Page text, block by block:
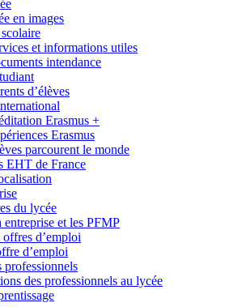
en images
et informations utiles
intendance
d’élèves
Erasmus +
Erasmus
parcourent le monde
EHT de France
du lycée
entreprise et les PFMP
d’emploi
d’emploi
professionnels
des professionnels au lycée